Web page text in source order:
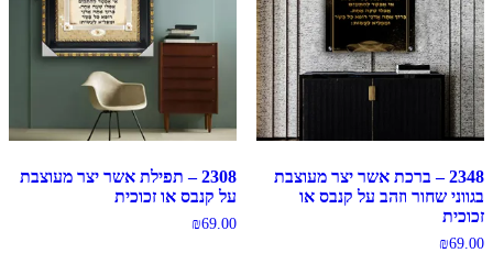
2348 – ברכת אשר יצר מעוצבת
בגווני שחור וזהב על קנבס או
זכוכית
₪69.00
2308 – תפילת אשר יצר מעוצבת
על קנבס או זכוכית
₪69.00